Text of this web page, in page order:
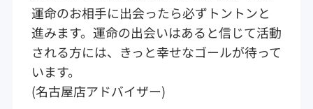
運命のお相手に出会ったら必ずトントンと
進みます。運命の出会いはあると信じて活動
される方には、きっと幸せなゴールが待って
います。
(名古屋店アドバイザー)